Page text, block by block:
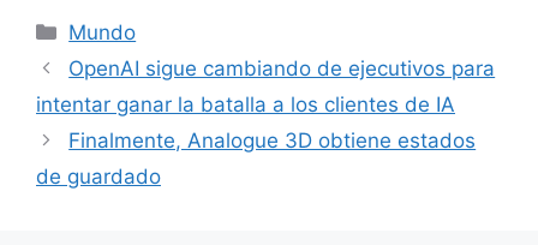
Categorías
Mundo
OpenAI sigue cambiando de ejecutivos para
intentar ganar la batalla a los clientes de IA
Finalmente, Analogue 3D obtiene estados
de guardado